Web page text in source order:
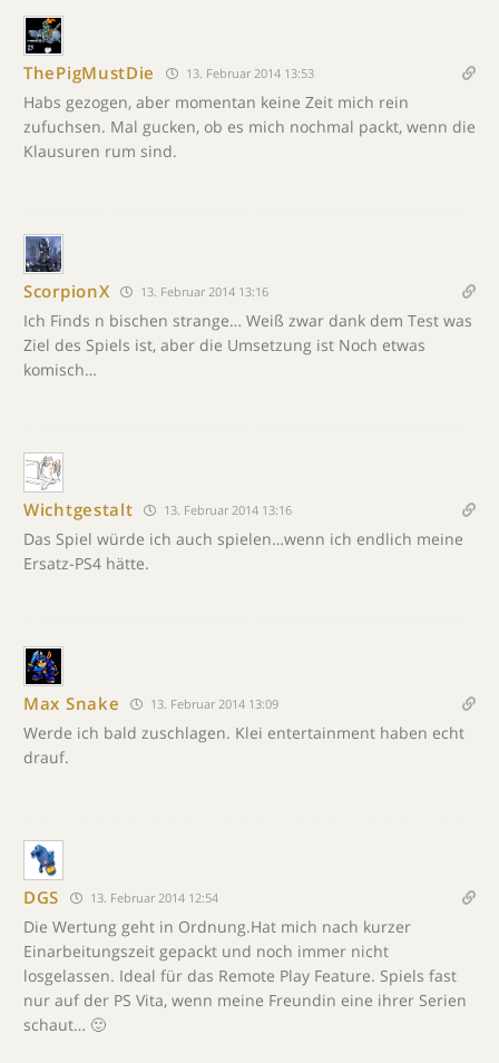
ThePigMustDie 13. Februar 2014 13:53
Habs gezogen, aber momentan keine Zeit mich rein
zufuchsen. Mal gucken, ob es mich nochmal packt, wenn die
Klausuren rum sind.
ScorpionX 13. Februar 2014 13:16
Ich Finds n bischen strange… Weiß zwar dank dem Test was
Ziel des Spiels ist, aber die Umsetzung ist Noch etwas
komisch…
Wichtgestalt 13. Februar 2014 13:16
Das Spiel würde ich auch spielen…wenn ich endlich meine
Ersatz-PS4 hätte.
Max Snake 13. Februar 2014 13:09
Werde ich bald zuschlagen. Klei entertainment haben echt
drauf.
DGS 13. Februar 2014 12:54
Die Wertung geht in Ordnung.Hat mich nach kurzer
Einarbeitungszeit gepackt und noch immer nicht
losgelassen. Ideal für das Remote Play Feature. Spiels fast
nur auf der PS Vita, wenn meine Freundin eine ihrer Serien
schaut… 🙂